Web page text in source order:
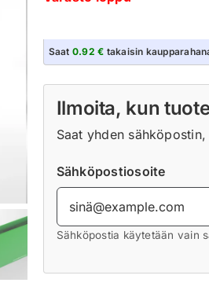
Saat 0.92 € takaisin
Ilmoita, kun
Saat yhden
Sähköpostiosoite
Sähköpostia käytetään vain